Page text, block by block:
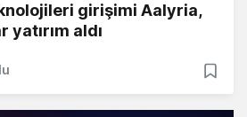
girişimi Aalyria,
aldı